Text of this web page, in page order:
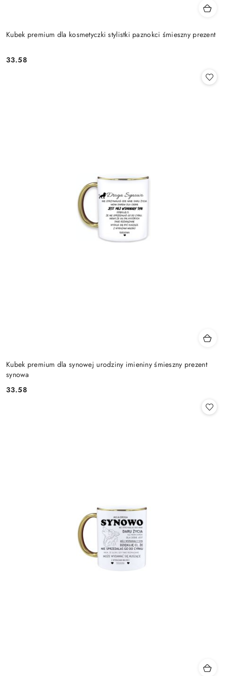
Kubek premium dla kosmetyczki stylistki paznokci śmieszny prezent
Cena:
33.58
Kubek premium dla synowej urodziny imieniny śmieszny prezent
synowa
Cena:
33.58